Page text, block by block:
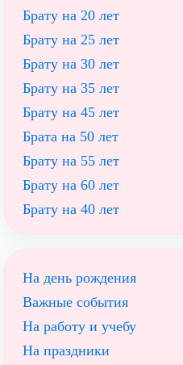
Брату на 20 лет
Брату на 25 лет
Брату на 30 лет
Брату на 35 лет
Брату на 45 лет
Брата на 50 лет
Брату на 55 лет
Брату на 60 лет
Брату на 40 лет
На день рождения
Важные события
На работу и учебу
На праздники